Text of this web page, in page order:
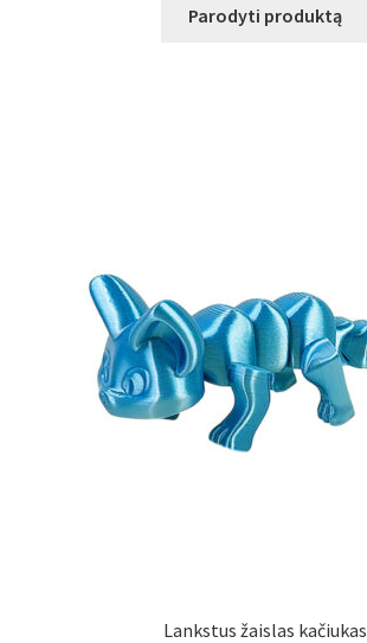
Parodyti produktą
Lankstus žaislas kačiukas